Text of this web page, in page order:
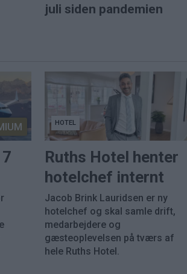
juli siden pandemien
HOTEL
Ruths Hotel henter
hotelchef internt
Jacob Brink Lauridsen er ny
hotelchef og skal samle drift,
medarbejdere og
gæsteoplevelsen på tværs af
hele Ruths Hotel.